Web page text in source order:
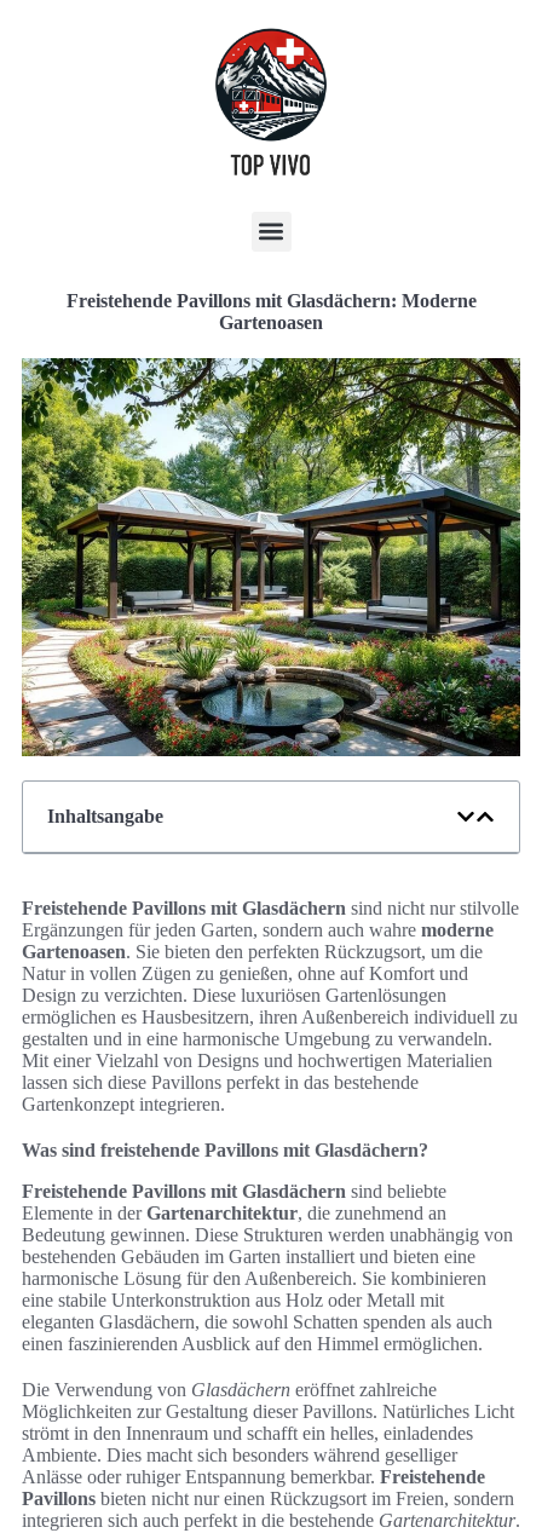
Freistehende Pavillons mit Glasdächern: Moderne
Gartenoasen
Inhaltsangabe
Freistehende Pavillons mit Glasdächern sind nicht nur stilvolle
Ergänzungen für jeden Garten, sondern auch wahre moderne
Gartenoasen. Sie bieten den perfekten Rückzugsort, um die
Natur in vollen Zügen zu genießen, ohne auf Komfort und
Design zu verzichten. Diese luxuriösen Gartenlösungen
ermöglichen es Hausbesitzern, ihren Außenbereich individuell zu
gestalten und in eine harmonische Umgebung zu verwandeln.
Mit einer Vielzahl von Designs und hochwertigen Materialien
lassen sich diese Pavillons perfekt in das bestehende
Gartenkonzept integrieren.
Was sind freistehende Pavillons mit Glasdächern?
Freistehende Pavillons mit Glasdächern sind beliebte
Elemente in derGartenarchitektur, die zunehmend an
Bedeutung gewinnen. Diese Strukturen werden unabhängig von
bestehenden Gebäuden im Garten installiert und bieten eine
harmonische Lösung für den Außenbereich. Sie kombinieren
eine stabile Unterkonstruktion aus Holz oder Metall mit
eleganten Glasdächern, die sowohl Schatten spenden als auch
einen faszinierenden Ausblick auf den Himmel ermöglichen.
Die Verwendung von Glasdächern eröffnet zahlreiche
Möglichkeiten zur Gestaltung dieser Pavillons. Natürliches Licht
strömt in den Innenraum und schafft ein helles, einladendes
Ambiente. Dies macht sich besonders während geselliger
Anlässe oder ruhiger Entspannung bemerkbar. Freistehende
Pavillons bieten nicht nur einen Rückzugsort im Freien, sondern
integrieren sich auch perfekt in die bestehende Gartenarchitektur.